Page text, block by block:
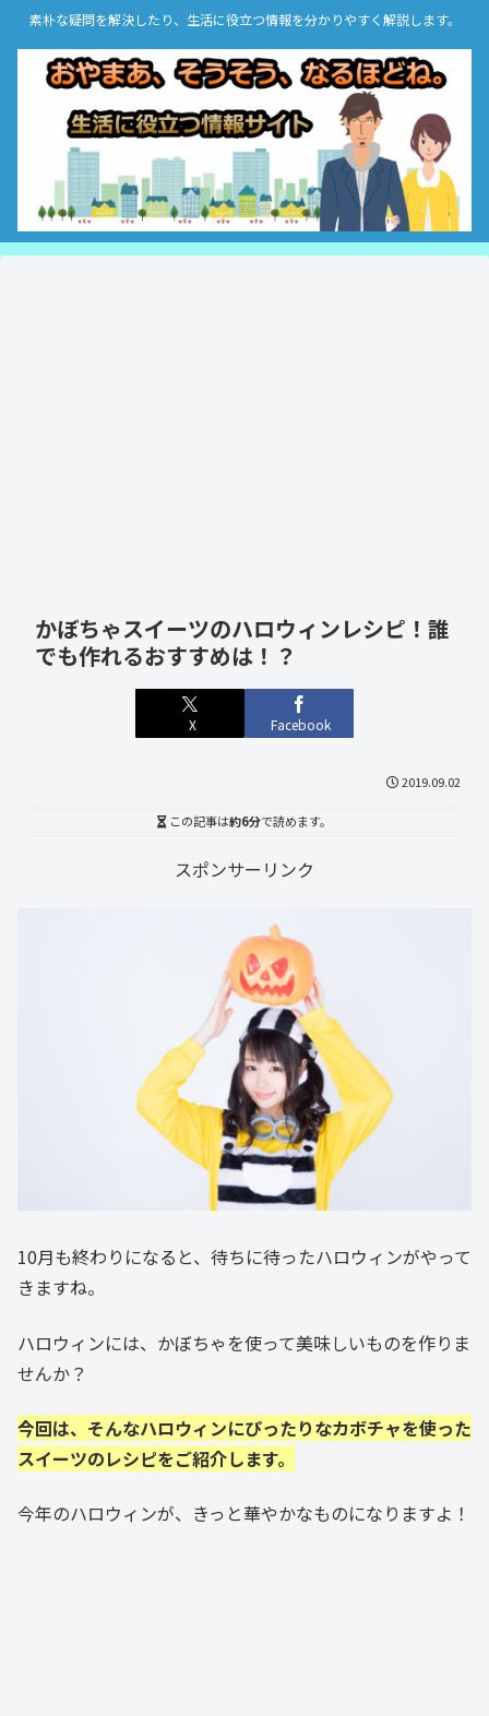
素朴な疑問を解決したり、生活に役立つ情報を分かりやすく解説します。
かぼちゃスイーツのハロウィンレシピ！誰
でも作れるおすすめは！？
X Facebook
2019.09.02
この記事は約6分で読めます。
スポンサーリンク
10月も終わりになると、待ちに待ったハロウィンがやって
きますね。
ハロウィンには、かぼちゃを使って美味しいものを作りま
せんか？
今回は、そんなハロウィンにぴったりなカボチャを使った
スイーツのレシピをご紹介します。
今年のハロウィンが、きっと華やかなものになりますよ！